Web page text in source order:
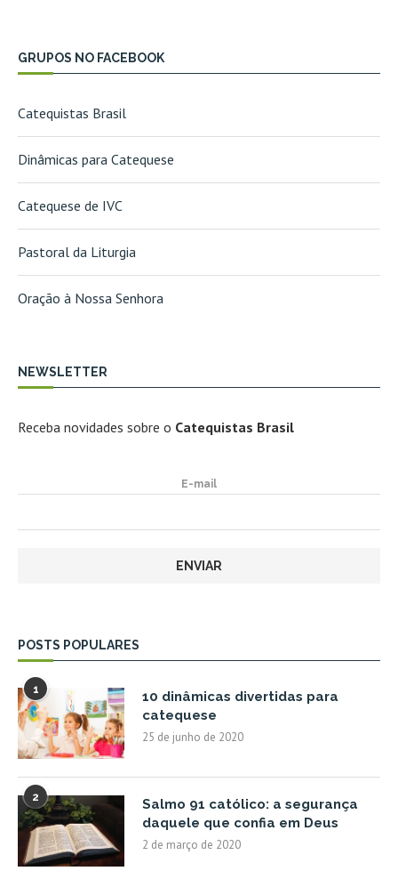
GRUPOS NO FACEBOOK
Catequistas Brasil
Dinâmicas para Catequese
Catequese de IVC
Pastoral da Liturgia
Oração à Nossa Senhora
NEWSLETTER
Receba novidades sobre o Catequistas Brasil
E-mail
POSTS POPULARES
1
10 dinâmicas divertidas para
catequese
25 de junho de 2020
2
Salmo 91 católico: a segurança
daquele que confia em Deus
2 de março de 2020